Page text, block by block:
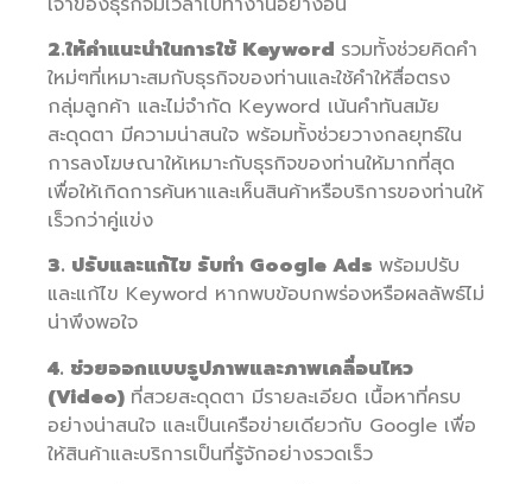
2.ให้คำแนะนำในการใช้ Keyword รวมทั้งช่วยคิดคำ
ใหม่ๆที่เหมาะสมกับธุรกิจของท่านและใช้คำให้สื่อตรง
กลุ่มลูกค้า และไม่จำกัด Keyword เน้นคำทันสมัย
สะดุดตา มีความน่าสนใจ พร้อมทั้งช่วยวางกลยุทธ์ใน
การลงโฆษณาให้เหมาะกับธุรกิจของท่านให้มากที่สุด
เพื่อให้เกิดการค้นหาและเห็นสินค้าหรือบริการของท่านให้
เร็วกว่าคู่แข่ง
3. ปรับและแก้ไข รับทำ Google Ads พร้อมปรับ
และแก้ไข Keyword หากพบข้อบกพร่องหรือผลลัพธ์ไม่
น่าพึงพอใจ
4. ช่วยออกแบบรูปภาพและภาพเคลื่อนไหว
(Video) ที่สวยสะดุดตา มีรายละเอียด เนื้อหาที่ครบ
อย่างน่าสนใจ และเป็นเครือข่ายเดียวกับ Google เพื่อ
ให้สินค้าและบริการเป็นที่รู้จักอย่างรวดเร็ว